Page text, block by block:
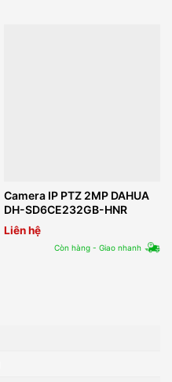
Camera IP PTZ 2MP DAHUA
DH-SD6CE232GB-HNR
Liên hệ
Còn hàng - Giao nhanh